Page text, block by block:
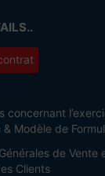
concernant
Modèle de
de Vente
Clients